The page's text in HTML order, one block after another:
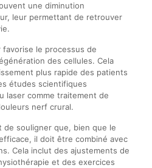
une diminution
leur permettant de retrouver
le processus de
des cellules. Cela
plus rapide des patients
études scientifiques
laser comme traitement de
nerf crural.
de souligner que, bien que le
il doit être combiné avec
Cela inclut des ajustements de
et des exercices